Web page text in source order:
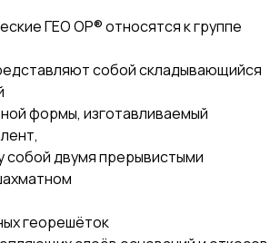
ГЕО ОР® относятся к группе
собой складывающийся
формы, изготавливаемый
собой двумя прерывистыми
георешёток